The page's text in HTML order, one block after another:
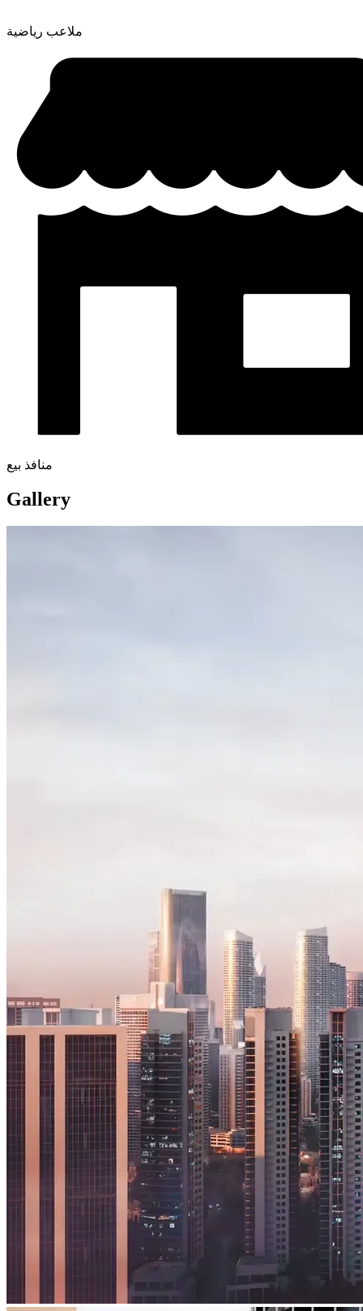
ملاعب رياضية
منافذ بيع
Gallery